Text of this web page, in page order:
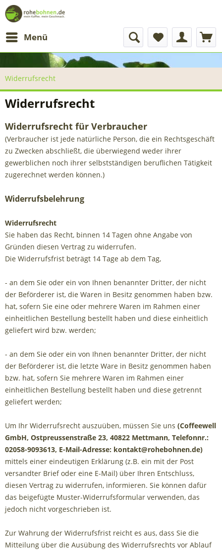
Menü
Widerrufsrecht
Widerrufsrecht
Widerrufsrecht für Verbraucher
(Verbraucher ist jede natürliche Person, die ein Rechtsgeschäft
zu Zwecken abschließt, die überwiegend weder ihrer
gewerblichen noch ihrer selbstständigen beruflichen Tätigkeit
zugerechnet werden können.)
Widerrufsbelehrung
Widerrufsrecht
Sie haben das Recht, binnen 14 Tagen ohne Angabe von
Gründen diesen Vertrag zu widerrufen.
Die Widerrufsfrist beträgt 14 Tage ab dem Tag,
- an dem Sie oder ein von Ihnen benannter Dritter, der nicht
der Beförderer ist, die Waren in Besitz genommen haben bzw.
hat, sofern Sie eine oder mehrere Waren im Rahmen einer
einheitlichen Bestellung bestellt haben und diese einheitlich
geliefert wird bzw. werden;
- an dem Sie oder ein von Ihnen benannter Dritter, der nicht
der Beförderer ist, die letzte Ware in Besitz genommen haben
bzw. hat, sofern Sie mehrere Waren im Rahmen einer
einheitlichen Bestellung bestellt haben und diese getrennt
geliefert werden;
Um Ihr Widerrufsrecht auszuüben, müssen Sie uns (Coffeewell
GmbH, Ostpreussenstraße 23, 40822 Mettmann, Telefonnr.:
02058-9093613, E-Mail-Adresse: kontakt@rohebohnen.de)
mittels einer eindeutigen Erklärung (z.B. ein mit der Post
versandter Brief oder eine E-Mail) über Ihren Entschluss,
diesen Vertrag zu widerrufen, informieren. Sie können dafür
das beigefügte Muster-Widerrufsformular verwenden, das
jedoch nicht vorgeschrieben ist.
Zur Wahrung der Widerrufsfrist reicht es aus, dass Sie die
Mitteilung über die Ausübung des Widerrufsrechts vor Ablauf